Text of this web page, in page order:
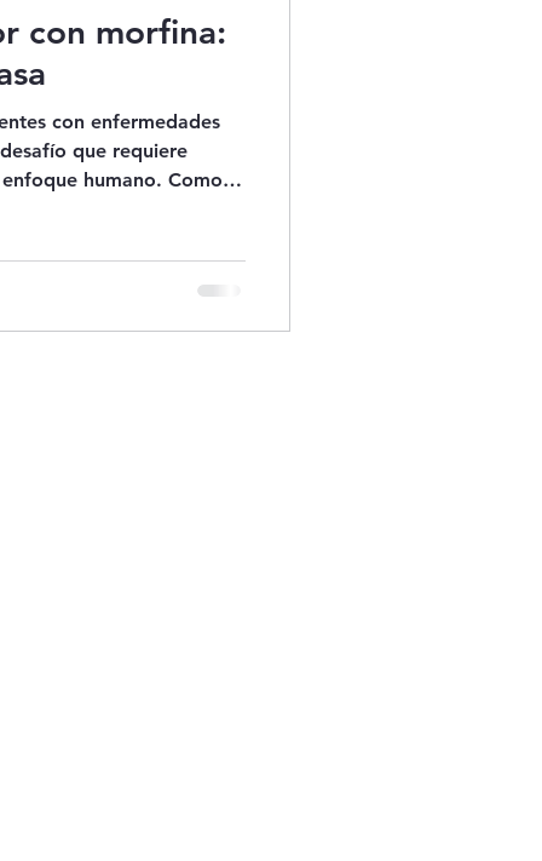
con morfina:
con enfermedades
que requiere
humano. Como
intenso. Sin embargo,
para